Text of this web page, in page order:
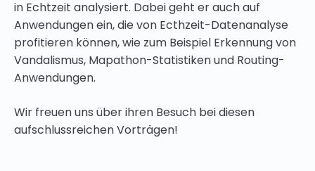
in Echtzeit analysiert. Dabei geht er auch auf
Anwendungen ein, die von Ecthzeit-Datenanalyse
profitieren können, wie zum Beispiel Erkennung von
Vandalismus, Mapathon-Statistiken und Routing-
Anwendungen.
Wir freuen uns über ihren Besuch bei diesen
aufschlussreichen Vorträgen!